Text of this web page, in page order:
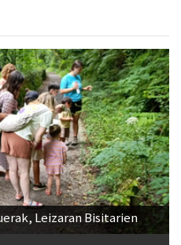
Leizaran Bisitarien